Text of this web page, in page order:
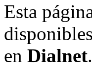
Esta
en Dialnet